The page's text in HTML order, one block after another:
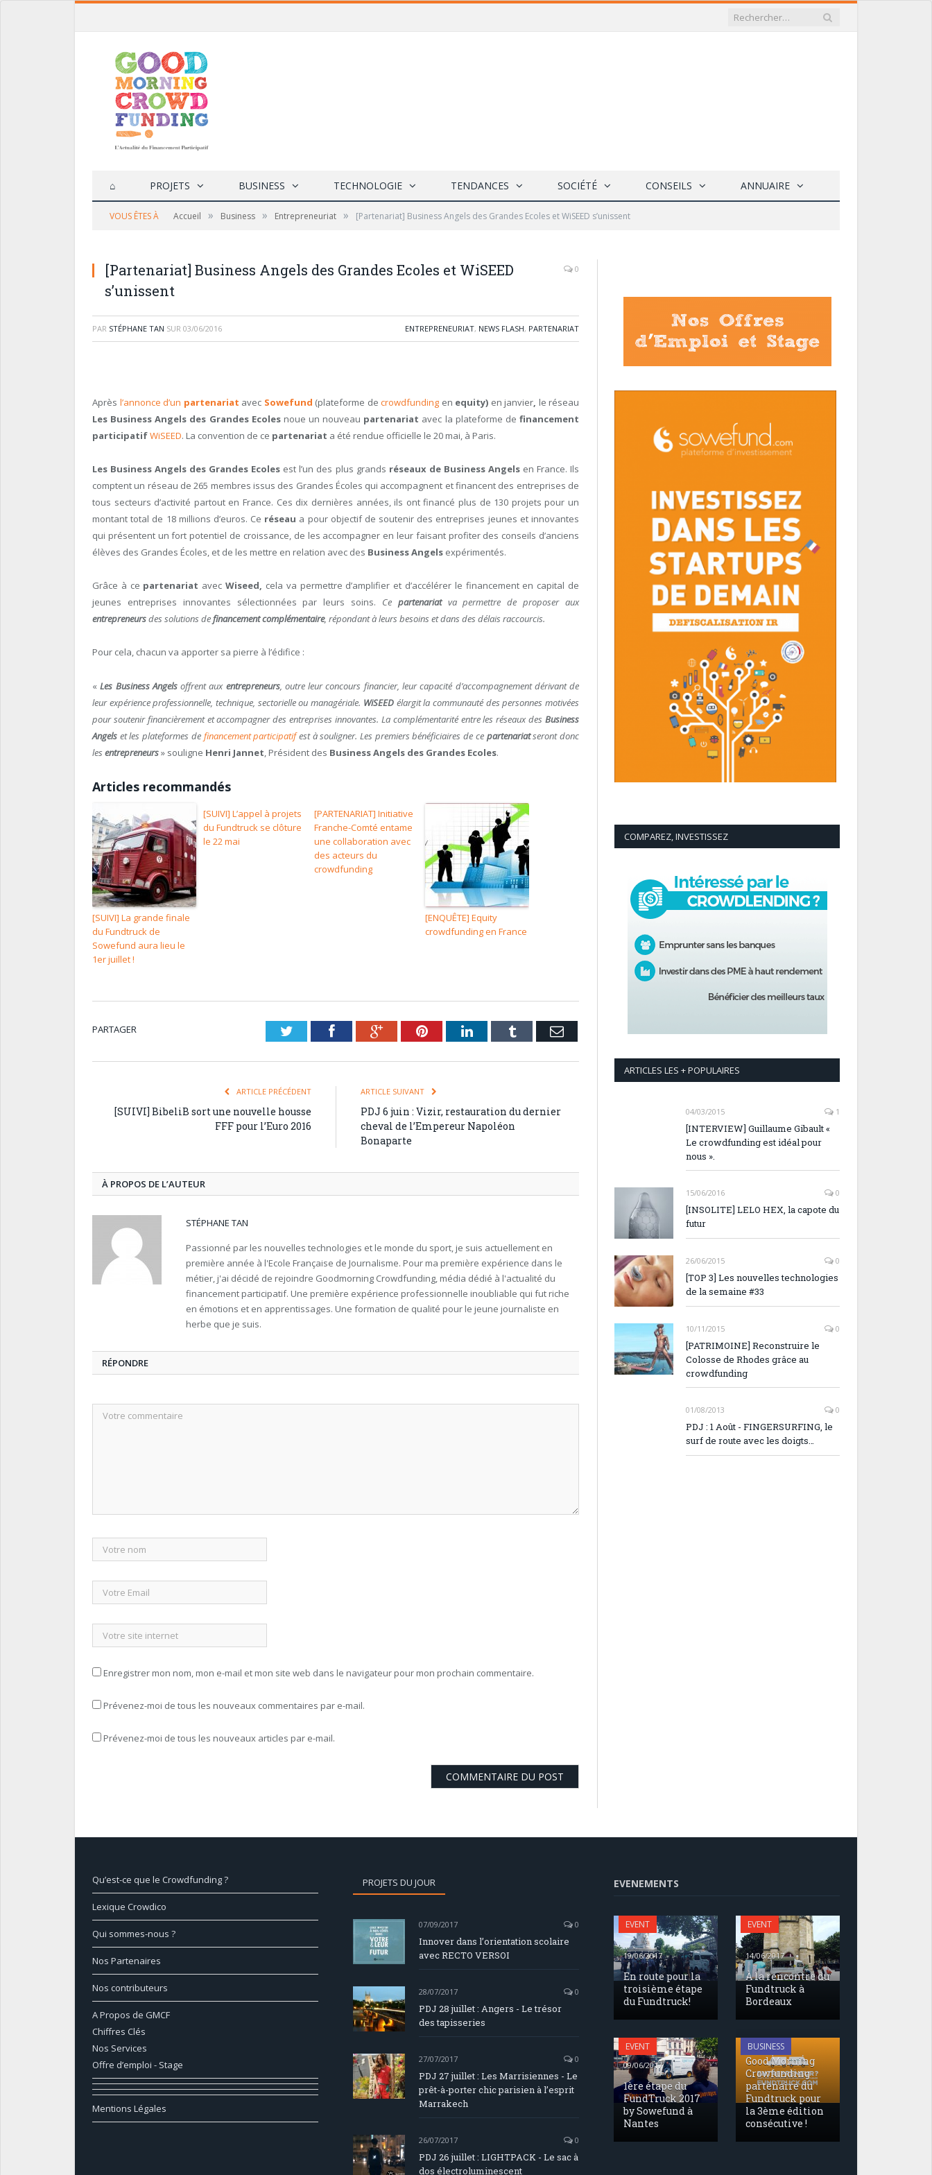
⌂ PROJETS BUSINESS TECHNOLOGIE TENDANCES SOCIÉTÉ CONSEILS ANNUAIRE
VOUS ÊTES À Accueil » Business » Entrepreneuriat » [Partenariat] Business Angels des Grandes Ecoles et WiSEED s’unissent
[Partenariat] Business Angels des Grandes Ecoles et WiSEED
s’unissent
0
PAR STÉPHANE TAN SUR 03/06/2016 ENTREPRENEURIAT, NEWS FLASH, PARTENARIAT
Après l’annonce d’un partenariat avec Sowefund (plateforme de crowdfunding en equity) en janvier, le réseau
Les Business Angels des Grandes Ecolesnoue un nouveau partenariat avec la plateforme definancement
participatifWiSEED. La convention de ce partenariat a été rendue officielle le 20 mai, à Paris.
Les Business Angels des Grandes Ecoles est l’un des plus grands réseaux de Business Angelsen France. Ils
comptent un réseau de 265 membres issus des Grandes Écoles qui accompagnent et financent des entreprises de
tous secteurs d’activité partout en France. Ces dix dernières années, ils ont financé plus de 130 projets pour un
montant total de 18 millions d’euros. Ce réseau a pour objectif de soutenir des entreprises jeunes et innovantes
qui présentent un fort potentiel de croissance, de les accompagner en leur faisant profiter des conseils d’anciens
élèves des Grandes Écoles, et de les mettre en relation avec des Business Angels expérimentés.
Grâce à ce partenariat avecWiseed, cela va permettre d’amplifier et d’accélérer le financement en capital de
jeunes entreprises innovantes sélectionnées par leurs soins. Ce partenariatva permettre de proposer aux
entrepreneursdes solutions definancement complémentaire, répondant à leurs besoins et dans des délais raccourcis.
Pour cela, chacun va apporter sa pierre à l’édifice :
«Les Business Angelsoffrent aux entrepreneurs, outre leur concours financier, leur capacité d’accompagnement dérivant de
leur expérience professionnelle, technique, sectorielle ou managériale. WiSEEDélargit la communauté des personnes motivées
pour soutenir financièrement et accompagner des entreprises innovantes. La complémentarité entre les réseaux des Business
Angels et les plateformes de financement participatifest à souligner. Les premiers bénéficiaires de ce partenariatseront donc
les entrepreneurs» souligne Henri Jannet , Président des Business Angels des Grandes Ecoles.
Articles recommandés
[SUIVI] La grande finale
du Fundtruck de
Sowefund aura lieu le
1er juillet !
[SUIVI] L’appel à projets
du Fundtruck se clôture
le 22 mai
[PARTENARIAT] Initiative
Franche-Comté entame
une collaboration avec
des acteurs du
crowdfunding
[ENQUÊTE] Equity
crowdfunding en France
PARTAGER TwitterFacebookGoogle+PinterestLinkedInTumblr Email
ARTICLE PRÉCÉDENT
[SUIVI] BibeliB sort une nouvelle housse
FFF pour l’Euro 2016
ARTICLE SUIVANT
PDJ 6 juin : Vizir, restauration du dernier
cheval de l’Empereur Napoléon
Bonaparte
À PROPOS DE L’AUTEUR
STÉPHANE TAN
Passionné par les nouvelles technologies et le monde du sport, je suis actuellement en
première année à l'Ecole Française de Journalisme. Pour ma première expérience dans le
métier, j'ai décidé de rejoindre Goodmorning Crowdfunding, média dédié à l'actualité du
financement participatif. Une première expérience professionnelle inoubliable qui fut riche
en émotions et en apprentissages. Une formation de qualité pour le jeune journaliste en
herbe que je suis.
RÉPONDRE
Enregistrer mon nom, mon e-mail et mon site web dans le navigateur pour mon prochain commentaire.
Prévenez-moi de tous les nouveaux commentaires par e-mail.
Prévenez-moi de tous les nouveaux articles par e-mail.
COMPAREZ, INVESTISSEZ
ARTICLES LES + POPULAIRES
04/03/2015 1
[INTERVIEW] Guillaume Gibault «
Le crowdfunding est idéal pour
nous ».
15/06/2016 0
[INSOLITE] LELO HEX, la capote du
futur
26/06/2015 0
[TOP 3] Les nouvelles technologies
de la semaine #33
10/11/2015 0
[PATRIMOINE] Reconstruire le
Colosse de Rhodes grâce au
crowdfunding
01/08/2013 0
PDJ : 1 Août - FINGERSURFING, le
surf de route avec les doigts…
Qu’est-ce que le Crowdfunding ?
Lexique Crowdico
Qui sommes-nous ?
Nos Partenaires
Nos contributeurs
A Propos de GMCF
Chiffres Clés
Nos Services
Offre d’emploi - Stage
Mentions Légales
PROJETS DU JOUR
07/09/2017 0
Innover dans l’orientation scolaire
avec RECTO VERSOI
28/07/2017 0
PDJ 28 juillet : Angers - Le trésor
des tapisseries
27/07/2017 0
PDJ 27 juillet : Les Marrisiennes - Le
prêt-à-porter chic parisien à l’esprit
Marrakech
26/07/2017 0
PDJ 26 juillet : LIGHTPACK - Le sac à
dos électroluminescent
EVENEMENTS
EVENT
19/06/2017
En route pour la
troisième étape
du Fundtruck!
EVENT
14/06/2017
À la rencontre du
Fundtruck à
Bordeaux
EVENT
09/06/2017
1ère étape du
FundTruck 2017
by Sowefund à
Nantes
BUSINESS
17/05/2017
Good Morning
Crowfunding
partenaire du
Fundtruck pour
la 3ème édition
consécutive !